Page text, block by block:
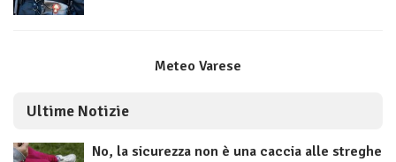
Meteo Varese
Ultime Notizie
No, la sicurezza non è una caccia alle streghe